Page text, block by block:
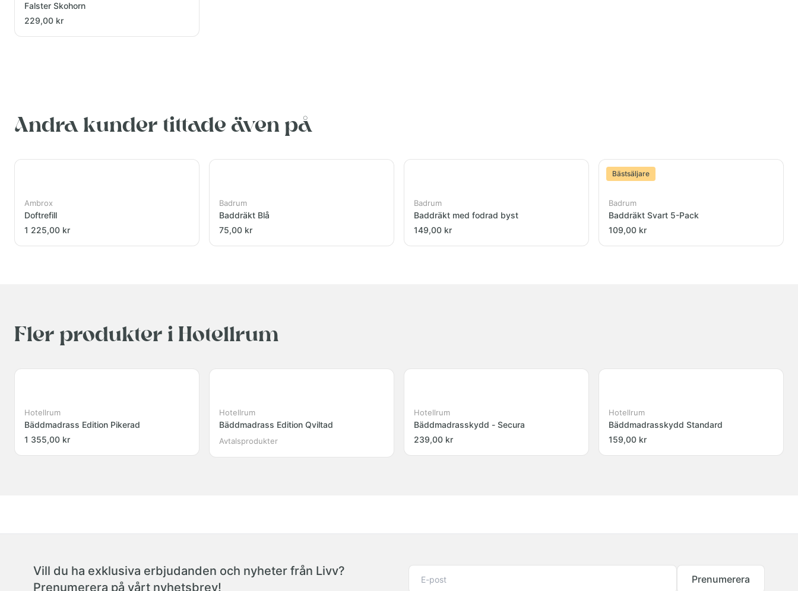
Falster Skohorn
229,00 kr
Andra kunder tittade även på
Ambrox
Doftrefill
1 225,00 kr
Badrum
Baddräkt Blå
75,00 kr
Badrum
Baddräkt med fodrad byst
149,00 kr
Bästsäljare
Badrum
Baddräkt Svart 5-Pack
109,00 kr
Fler produkter i Hotellrum
Hotellrum
Bäddmadrass Edition Pikerad
1 355,00 kr
Hotellrum
Bäddmadrass Edition Qviltad
Avtalsprodukter
Hotellrum
Bäddmadrasskydd - Secura
239,00 kr
Hotellrum
Bäddmadrasskydd Standard
159,00 kr
Vill du ha exklusiva erbjudanden och nyheter från Livv?
Prenumerera på vårt nyhetsbrev!
Prenumerera